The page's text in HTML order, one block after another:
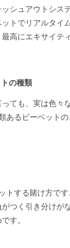
シュアウトシス
トでリアルタイ
高にエキサイテ
の種類
っても、実は色
あるビーベット
トする賭け方で
つく引き分けが
です。